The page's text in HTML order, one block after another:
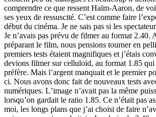
comprendre ce que ressent Haïm-Aaron, de
ses yeux de ressuscité. Cʼest comme faire
début du cinéma. Je ne sais pas si les
Je nʼavais pas prévu de filmer au format 2.40.
préparant le film, nous pensions tourner en
premiers tests étaient magnifiques et jʼétais
devions filmer sur celluloïd, au format 1.85 qui
préfère. Mais lʼargent manquait et le premier
ci. Nous avons donc fait de nouveaux tests
numériques. Lʼimage nʼavait pas la même
lorsquʼon gardait le ratio 1.85. Ce nʼétait pas
moi, les longs plans que jʼai choisi de faire